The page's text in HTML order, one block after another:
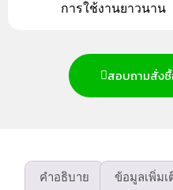
การใช้งานยาวนาน
สอบถามสั่ง
คำอธิบาย ข้อมูลเพิ่มเ